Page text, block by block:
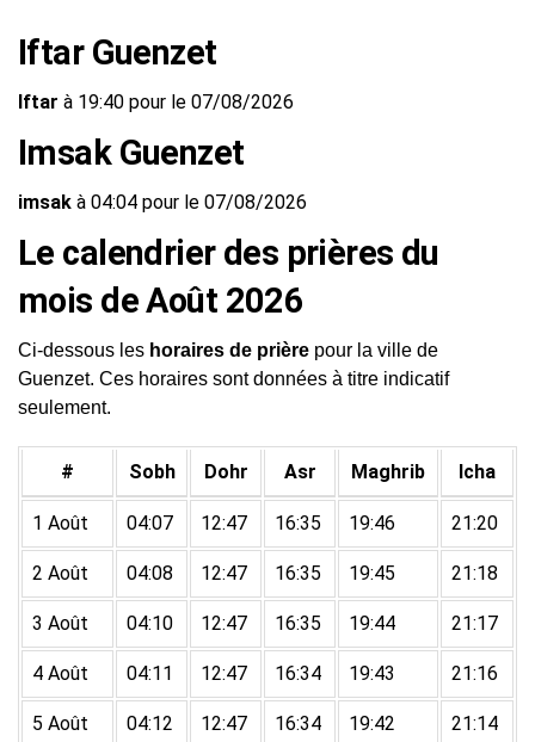
Iftar Guenzet
Iftar à 19:40 pour le 07/08/2026
Imsak Guenzet
imsak à 04:04 pour le 07/08/2026
Le calendrier des prières du
mois de Août 2026
Ci-dessous les horaires de prière pour la ville de
Guenzet. Ces horaires sont données à titre indicatif
seulement.
# Sobh Dohr Asr Maghrib Icha
1 Août 04:07 12:47 16:35 19:46 21:20
2 Août 04:08 12:47 16:35 19:45 21:18
3 Août 04:10 12:47 16:35 19:44 21:17
4 Août 04:11 12:47 16:34 19:43 21:16
5 Août 04:12 12:47 16:34 19:42 21:14